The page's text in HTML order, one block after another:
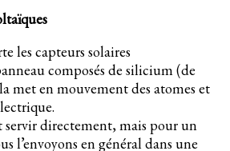
les capteurs solaires
composés de silicium (de
met en mouvement des atomes et
directement, mais pour un
l’envoyons en général dans une